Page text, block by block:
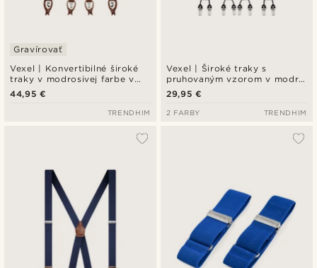
Vexel | Konvertibilné široké
traky v modrosivej farbe v
dizajne X
Gravírovať
44,95 €
TRENDHIM
Vexel | Široké traky s
pruhovaným vzorom v modrej
a hnedej farbe v dizajne X
29,95 €
2 FARBY TRENDHIM